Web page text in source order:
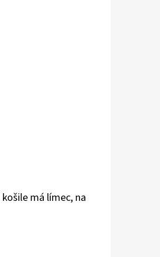
má límec, na